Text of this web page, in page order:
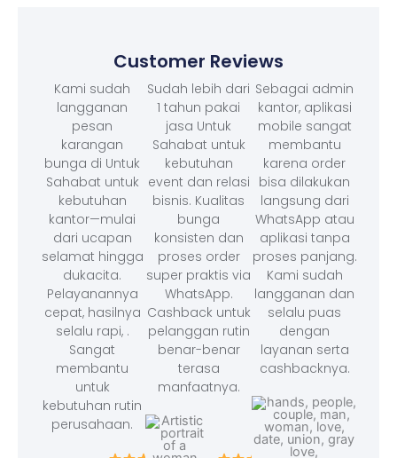
Customer Reviews
Kami sudah
langganan
pesan
karangan
bunga di Untuk
Sahabat untuk
kebutuhan
kantor—mulai
dari ucapan
selamat hingga
dukacita.
Pelayanannya
cepat, hasilnya
selalu rapi, .
Sangat
membantu
untuk
kebutuhan rutin
perusahaan.
Sudah lebih dari
1 tahun pakai
jasa Untuk
Sahabat untuk
kebutuhan
event dan relasi
bisnis. Kualitas
bunga
konsisten dan
proses order
super praktis via
WhatsApp.
Cashback untuk
pelanggan rutin
benar-benar
terasa
manfaatnya.
Sebagai admin
kantor, aplikasi
mobile sangat
membantu
karena order
bisa dilakukan
langsung dari
WhatsApp atau
aplikasi tanpa
proses panjang.
Kami sudah
langganan dan
selalu puas
dengan
layanan serta
cashbacknya.